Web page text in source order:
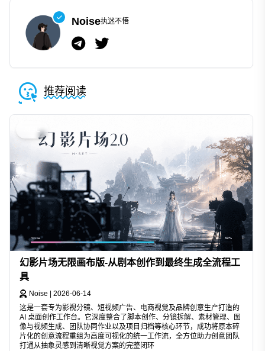
Noise执迷不悟
推荐阅读
AIGC
幻影片场无限画布版-从剧本创作到最终生成全流程工
具
Noise
2026-06-14
这是一套专为影视分镜、短视频广告、电商视觉及品牌创意生产打造的
AI 桌面创作工作台。它深度整合了脚本创作、分镜拆解、素材管理、图
像与视频生成、团队协同作业以及项目归档等核心环节，成功将原本碎
片化的创意流程重组为高度可视化的统一工作流，全方位助力创意团队
打通从抽象灵感到清晰视觉方案的完整闭环